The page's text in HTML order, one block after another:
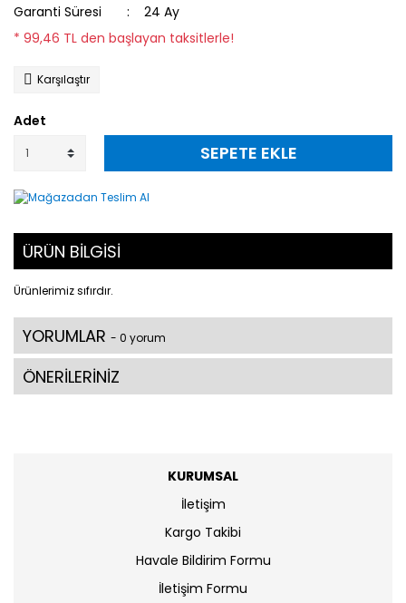
Garanti Süresi
24 Ay
* 99,46 TL den başlayan taksitlerle!
Karşılaştır
Adet
SEPETE EKLE
ÜRÜN BİLGİSİ
Ürünlerimiz sıfırdır.
YORUMLAR - 0 yorum
ÖNERİLERİNİZ
KURUMSAL
İletişim
Kargo Takibi
Havale Bildirim Formu
İletişim Formu